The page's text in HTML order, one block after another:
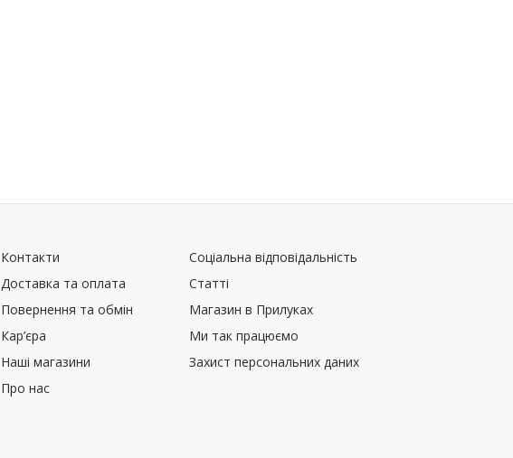
Контакти
Доставка та оплата
Повернення та обмін
Кар’єра
Наші магазини
Про нас
Соціальна відповідальність
Статті
Магазин в Прилуках
Ми так працюємо
Захист персональних даних